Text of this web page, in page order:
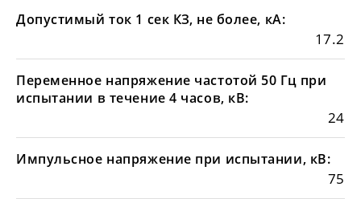
Допустимый ток 1 сек КЗ, не более, кА:
17.2
Переменное напряжение частотой 50 Гц при
испытании в течение 4 часов, кВ:
24
Импульсное напряжение при испытании, кВ:
75